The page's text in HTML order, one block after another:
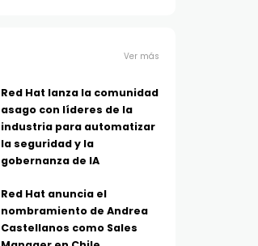
Ver más
Red Hat lanza la comunidad
asago con líderes de la
industria para automatizar
la seguridad y la
gobernanza de IA
Red Hat anuncia el
nombramiento de Andrea
Castellanos como Sales